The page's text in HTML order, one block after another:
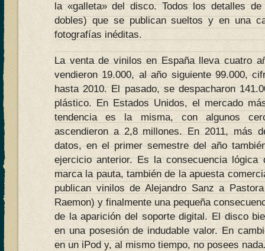
la «galleta» del disco. Todos los detalles
dobles) que se publican sueltos y en una
fotografías inéditas.
La venta de vinilos en España lleva cuatro
vendieron 19.000, al año siguiente 99.000,
hasta 2010. El pasado, se despacharon
plástico. En Estados Unidos, el mercado
tendencia es la misma, con algunos
ascendieron a 2,8 millones. En 2011, más
datos, en el primer semestre del año
ejercicio anterior. Es la consecuencia
marca la pauta, también de la apuesta
publican vinilos de Alejandro Sanz a
Raemon) y finalmente una pequeña
de la aparición del soporte digital. El disco
en una posesión de indudable valor. En
en un iPod y, al mismo tiempo, no posees